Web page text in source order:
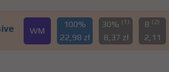
WM
100%
22,98 zł
30% (1)
8,37 zł
B (2)
2,11